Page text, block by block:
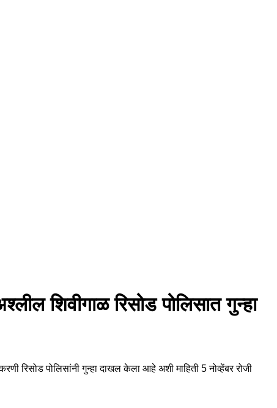
शिवीगाळ रिसोड पोलिसात गुन्हा
रिसोड पोलिसांनी गुन्हा दाखल केला आहे अशी माहिती 5 नोव्हेंबर रोजी